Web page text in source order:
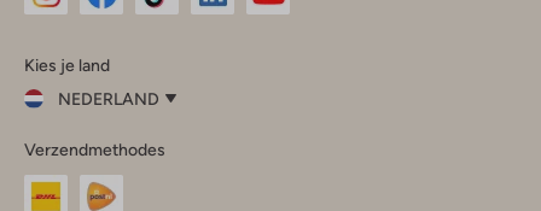
InstagramFacebook
Kies je land
NEDERLAND
je
land
Verzendmethodes